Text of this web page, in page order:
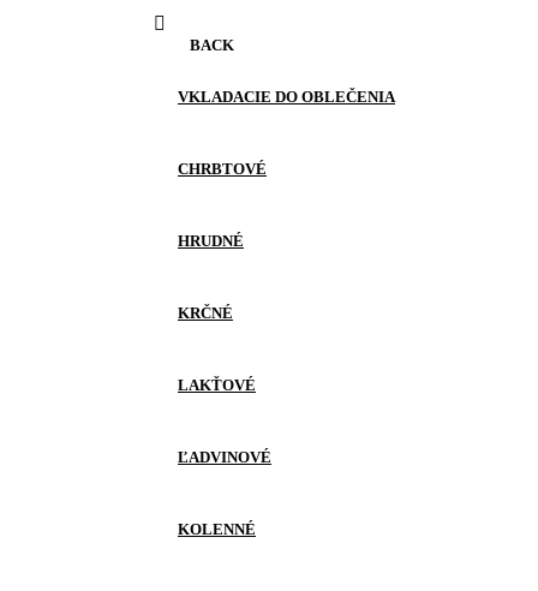
BACK
VKLADACIE DO OBLEČENIA
CHRBTOVÉ
HRUDNÉ
KRČNÉ
LAKŤOVÉ
ĽADVINOVÉ
KOLENNÉ